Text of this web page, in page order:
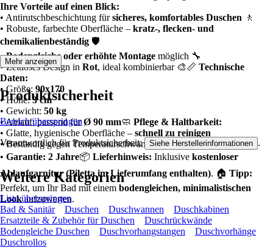
Ihre Vorteile auf einen Blick:
• Antirutschbeschichtung fürsicheres, komfortables Duschen 🚶
• Robuste, farbechte Oberfläche – kratz-, flecken- und
chemikalienbeständig 🛡️
•Bodengleiche oder erhöhte Montage möglich 🔧
• Zeitloses Design in Rot, ideal kombinierbar 🎨📏 Technische
Daten:
• Größe: 90x170
• Höhe:3 cm
• Gewicht: 50 kg
• Ablauf: passend fürØ 90 mm🧼 Pflege & Haltbarkeit:
• Glatte, hygienische Oberfläche – schnell zu reinigen
• Beständig gegen Temperaturschwankungen und Feuchtigkeit
• Garantie: 2 Jahre📦 Lieferhinweis: Inklusive kostenloser
Ablaufgarnitur (Piletta im Lieferumfang enthalten). 🏠 Tipp:
Perfekt, um Ihr Bad mit einem bodengleichen, minimalistischen
Lookaufzuwerten.
Mehr anzeigen
Produktsicherheit
Bereich überspringen
Verantwortlich für Produktsicherheit: Siehe Herstellerinformationen .
Weitere Kategorien
Liste überspringen
Bad & Sanitär
Duschen Duschwannen
Duschkabinen
Ersatzteile & Zubehör für Duschen
Duschrückwände
Bodengleiche Duschen
Duschvorhangstangen
Duschvorhänge
Duschrollos